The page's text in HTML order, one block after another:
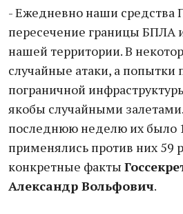
- Ежедневно наши средства
пересечение границы БПЛА
нашей территории. В
случайные атаки, а попытки
пограничной
якобы случайными
последнюю неделю их было
применялись против них 59
конкретные факты
Александр Вольфович.